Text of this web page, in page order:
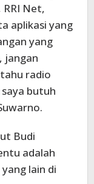
RRI Net,
aplikasi yang
yang
jangan
radio
butuh
Budi
adalah
lain di